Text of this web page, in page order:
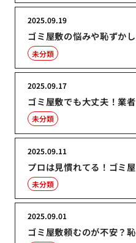
ゴミ屋敷の悩みや恥ずか
2025.09.19
未分類
ゴミ屋敷でも大丈夫！業
2025.09.17
未分類
プロは見慣れてる！ゴミ
2025.09.11
未分類
ゴミ屋敷頼むのが不安？
2025.09.01